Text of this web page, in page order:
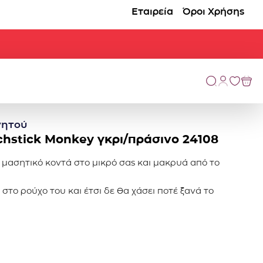
Εταιρεία Όροι Χρήσης
Monkey γκρι/πράσινο 24108
μασητικό κοντά στο μικρό σας και μακρυά από το
ρούχο του και έτσι δε θα χάσει ποτέ ξανά το